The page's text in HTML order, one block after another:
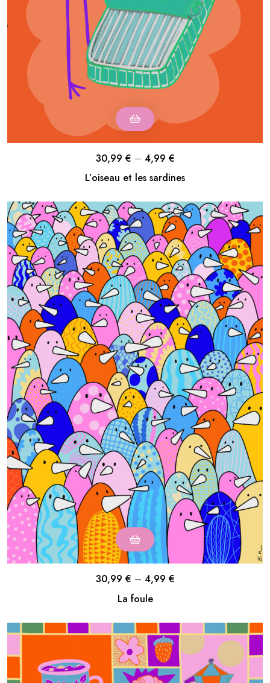
L’oiseau et les sardines
4,99 €
–
30,99 €
La foule
4,99 €
–
30,99 €